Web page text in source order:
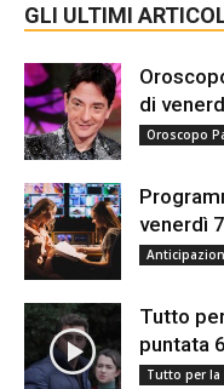
GLI ULTIMI
di
Oroscopo
venerdì
Tutto
puntata
Tutto per la